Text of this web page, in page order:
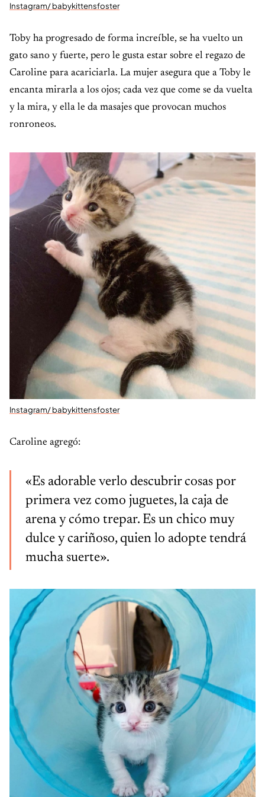
Instagram/ babykittensfoster
Toby ha progresado de forma increíble, se ha vuelto un
gato sano y fuerte, pero le gusta estar sobre el regazo de
Caroline para acariciarla. La mujer asegura que a Toby le
encanta mirarla a los ojos; cada vez que come se da vuelta
y la mira, y ella le da masajes que provocan muchos
ronroneos.
Instagram/ babykittensfoster
Caroline agregó:
«Es adorable verlo descubrir cosas por
primera vez como juguetes, la caja de
arena y cómo trepar. Es un chico muy
dulce y cariñoso, quien lo adopte tendrá
mucha suerte».